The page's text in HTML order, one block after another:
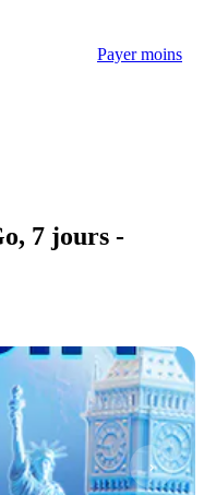
Payer moins
7 jours -